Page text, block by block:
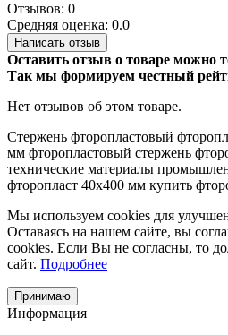
Отзывов: 0
Средняя оценка: 0.0
Написать отзыв
Оставить отзыв о товаре можно
Так мы формируем честный
Нет отзывов об этом товаре.
Стержень фторопластовый
мм фторопластовый стержень
технические материалы
фторопласт 40х400 мм купить
Мы используем cookies для
Оставаясь на нашем сайте, вы
cookies. Если Вы не согласны, то
сайт. Подробнее
Принимаю
Информация